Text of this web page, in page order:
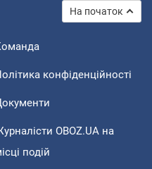
На початок
конфіденційності
OBOZ.UA на
подій